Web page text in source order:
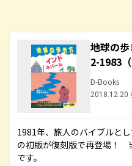
地球の
2-1983（
D-Books
2018.12.20
1981年、旅人のバイブルと
の初版が復刻版で再登場！
です。